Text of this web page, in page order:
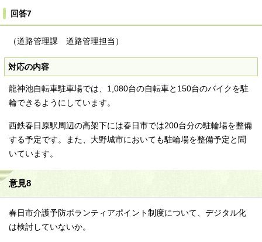
回答7
（道路管理課 道路管理担当）
対応の内容
龍神池自転車駐車場では、1,080台の自転車と150台のバイクを駐
輪できるようにしています。
西鉄春日原駅周辺の高架下には春日市では200台分の駐輪場を整備
する予定です。また、大野城市においても駐輪場を整備予定と聞
いています。
意見8
春日市介護予防ボランティアポイント制度について、デジタル化
は検討していないか。